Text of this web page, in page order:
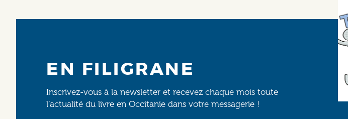
EN FILIGRANE
Inscrivez-vous à la newsletter et recevez chaque mois toute
l’actualité du livre en Occitanie dans votre messagerie !